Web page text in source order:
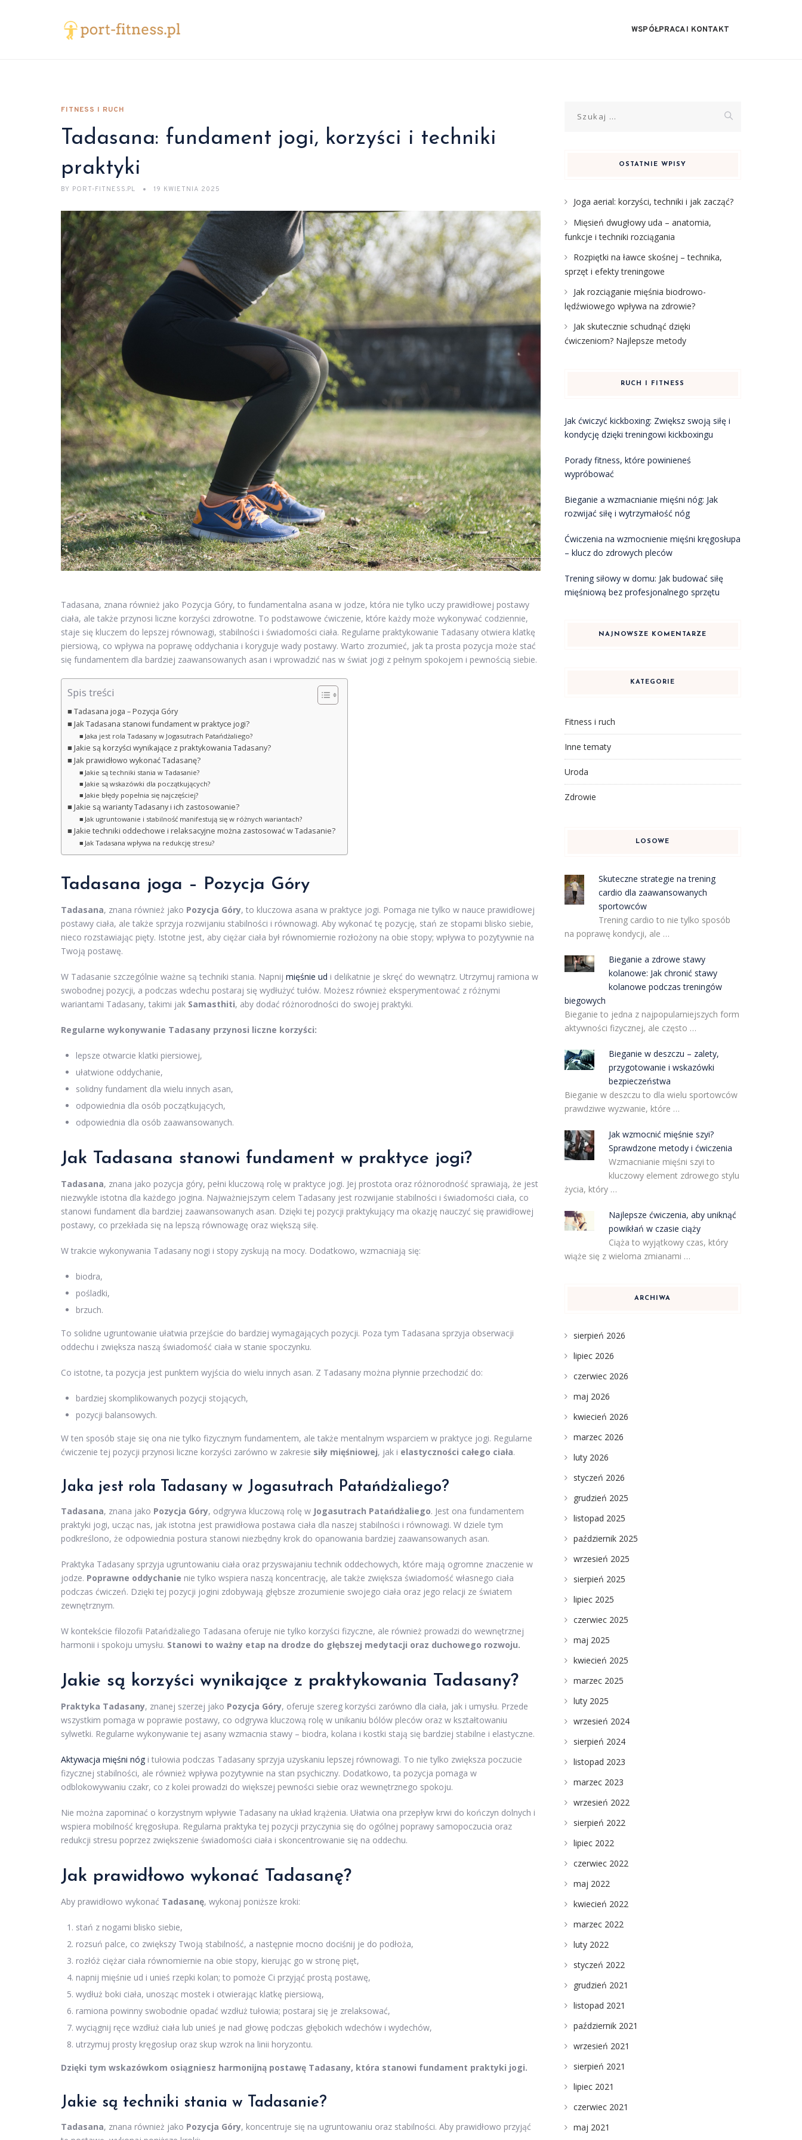
WSPÓŁPRACA I KONTAKT
FITNESS I RUCH
Tadasana: fundament jogi, korzyści i techniki
praktyki
BY PORT-FITNESS.PL 19 KWIETNIA 2025
Tadasana, znana również jako Pozycja Góry, to fundamentalna asana w jodze, która nie tylko uczy prawidłowej postawy
ciała, ale także przynosi liczne korzyści zdrowotne. To podstawowe ćwiczenie, które każdy może wykonywać codziennie,
staje się kluczem do lepszej równowagi, stabilności i świadomości ciała. Regularne praktykowanie Tadasany otwiera klatkę
piersiową, co wpływa na poprawę oddychania i koryguje wady postawy. Warto zrozumieć, jak ta prosta pozycja może stać
się fundamentem dla bardziej zaawansowanych asan i wprowadzić nas w świat jogi z pełnym spokojem i pewnością siebie.
Spis treści
Tadasana joga – Pozycja Góry
Jak Tadasana stanowi fundament w praktyce jogi?
Jaka jest rola Tadasany w Jogasutrach Patańdżaliego?
Jakie są korzyści wynikające z praktykowania Tadasany?
Jak prawidłowo wykonać Tadasanę?
Jakie są techniki stania w Tadasanie?
Jakie są wskazówki dla początkujących?
Jakie błędy popełnia się najczęściej?
Jakie są warianty Tadasany i ich zastosowanie?
Jak ugruntowanie i stabilność manifestują się w różnych wariantach?
Jakie techniki oddechowe i relaksacyjne można zastosować w Tadasanie?
Jak Tadasana wpływa na redukcję stresu?
Tadasana joga – Pozycja Góry
Tadasana, znana również jako Pozycja Góry, to kluczowa asana w praktyce jogi. Pomaga nie tylko w nauce prawidłowej
postawy ciała, ale także sprzyja rozwijaniu stabilności i równowagi. Aby wykonać tę pozycję, stań ze stopami blisko siebie,
nieco rozstawiając pięty. Istotne jest, aby ciężar ciała był równomiernie rozłożony na obie stopy; wpływa to pozytywnie na
Twoją postawę.
W Tadasanie szczególnie ważne są techniki stania. Napnij mięśnie ud i delikatnie je skręć do wewnątrz. Utrzymuj ramiona w
swobodnej pozycji, a podczas wdechu postaraj się wydłużyć tułów. Możesz również eksperymentować z różnymi
wariantami Tadasany, takimi jak Samasthiti, aby dodać różnorodności do swojej praktyki.
Regularne wykonywanie Tadasany przynosi liczne korzyści:
lepsze otwarcie klatki piersiowej,
ułatwione oddychanie,
solidny fundament dla wielu innych asan,
odpowiednia dla osób początkujących,
odpowiednia dla osób zaawansowanych.
Jak Tadasana stanowi fundament w praktyce jogi?
Tadasana, znana jako pozycja góry, pełni kluczową rolę w praktyce jogi. Jej prostota oraz różnorodność sprawiają, że jest
niezwykle istotna dla każdego jogina. Najważniejszym celem Tadasany jest rozwijanie stabilności i świadomości ciała, co
stanowi fundament dla bardziej zaawansowanych asan. Dzięki tej pozycji praktykujący ma okazję nauczyć się prawidłowej
postawy, co przekłada się na lepszą równowagę oraz większą siłę.
W trakcie wykonywania Tadasany nogi i stopy zyskują na mocy. Dodatkowo, wzmacniają się:
biodra,
pośladki,
brzuch.
To solidne ugruntowanie ułatwia przejście do bardziej wymagających pozycji. Poza tym Tadasana sprzyja obserwacji
oddechu i zwiększa naszą świadomość ciała w stanie spoczynku.
Co istotne, ta pozycja jest punktem wyjścia do wielu innych asan. Z Tadasany można płynnie przechodzić do:
bardziej skomplikowanych pozycji stojących,
pozycji balansowych.
W ten sposób staje się ona nie tylko fizycznym fundamentem, ale także mentalnym wsparciem w praktyce jogi. Regularne
ćwiczenie tej pozycji przynosi liczne korzyści zarówno w zakresie siły mięśniowej, jak i elastyczności całego ciała.
Jaka jest rola Tadasany w Jogasutrach Patańdżaliego?
Tadasana, znana jako Pozycja Góry, odgrywa kluczową rolę w Jogasutrach Patańdżaliego. Jest ona fundamentem
praktyki jogi, ucząc nas, jak istotna jest prawidłowa postawa ciała dla naszej stabilności i równowagi. W dziele tym
podkreślono, że odpowiednia postura stanowi niezbędny krok do opanowania bardziej zaawansowanych asan.
Praktyka Tadasany sprzyja ugruntowaniu ciała oraz przyswajaniu technik oddechowych, które mają ogromne znaczenie w
jodze. Poprawne oddychanie nie tylko wspiera naszą koncentrację, ale także zwiększa świadomość własnego ciała
podczas ćwiczeń. Dzięki tej pozycji jogini zdobywają głębsze zrozumienie swojego ciała oraz jego relacji ze światem
zewnętrznym.
W kontekście filozofii Patańdżaliego Tadasana oferuje nie tylko korzyści fizyczne, ale również prowadzi do wewnętrznej
harmonii i spokoju umysłu. Stanowi to ważny etap na drodze do głębszej medytacji oraz duchowego rozwoju.
Jakie są korzyści wynikające z praktykowania Tadasany?
Praktyka Tadasany, znanej szerzej jako Pozycja Góry, oferuje szereg korzyści zarówno dla ciała, jak i umysłu. Przede
wszystkim pomaga w poprawie postawy, co odgrywa kluczową rolę w unikaniu bólów pleców oraz w kształtowaniu
sylwetki. Regularne wykonywanie tej asany wzmacnia stawy – biodra, kolana i kostki stają się bardziej stabilne i elastyczne.
Aktywacja mięśni nóg i tułowia podczas Tadasany sprzyja uzyskaniu lepszej równowagi. To nie tylko zwiększa poczucie
fizycznej stabilności, ale również wpływa pozytywnie na stan psychiczny. Dodatkowo, ta pozycja pomaga w
odblokowywaniu czakr, co z kolei prowadzi do większej pewności siebie oraz wewnętrznego spokoju.
Nie można zapominać o korzystnym wpływie Tadasany na układ krążenia. Ułatwia ona przepływ krwi do kończyn dolnych i
wspiera mobilność kręgosłupa. Regularna praktyka tej pozycji przyczynia się do ogólnej poprawy samopoczucia oraz
redukcji stresu poprzez zwiększenie świadomości ciała i skoncentrowanie się na oddechu.
Jak prawidłowo wykonać Tadasanę?
Aby prawidłowo wykonać Tadasanę, wykonaj poniższe kroki:
stań z nogami blisko siebie,
rozsuń palce, co zwiększy Twoją stabilność, a następnie mocno dociśnij je do podłoża,
rozłóż ciężar ciała równomiernie na obie stopy, kierując go w stronę pięt,
napnij mięśnie ud i unieś rzepki kolan; to pomoże Ci przyjąć prostą postawę,
wydłuż boki ciała, unosząc mostek i otwierając klatkę piersiową,
ramiona powinny swobodnie opadać wzdłuż tułowia; postaraj się je zrelaksować,
wyciągnij ręce wzdłuż ciała lub unieś je nad głowę podczas głębokich wdechów i wydechów,
utrzymuj prosty kręgosłup oraz skup wzrok na linii horyzontu.
Dzięki tym wskazówkom osiągniesz harmonijną postawę Tadasany, która stanowi fundament praktyki jogi.
Jakie są techniki stania w Tadasanie?
Tadasana, znana również jako Pozycja Góry, koncentruje się na ugruntowaniu oraz stabilności. Aby prawidłowo przyjąć
OSTATNIE WPISY
Joga aerial: korzyści, techniki i jak zacząć?
Mięsień dwugłowy uda – anatomia,
funkcje i techniki rozciągania
Rozpiętki na ławce skośnej – technika,
sprzęt i efekty treningowe
Jak rozciąganie mięśnia biodrowo-
lędźwiowego wpływa na zdrowie?
Jak skutecznie schudnąć dzięki
ćwiczeniom? Najlepsze metody
RUCH I FITNESS
Jak ćwiczyć kickboxing: Zwiększ swoją siłę i
kondycję dzięki treningowi kickboxingu
Porady fitness, które powinieneś
wypróbować
Bieganie a wzmacnianie mięśni nóg: Jak
rozwijać siłę i wytrzymałość nóg
Ćwiczenia na wzmocnienie mięśni kręgosłupa
– klucz do zdrowych pleców
Trening siłowy w domu: Jak budować siłę
mięśniową bez profesjonalnego sprzętu
NAJNOWSZE KOMENTARZE
KATEGORIE
Fitness i ruch
Inne tematy
Uroda
Zdrowie
LOSOWE
Skuteczne strategie na trening
cardio dla zaawansowanych
sportowców
Trening cardio to nie tylko sposób
na poprawę kondycji, ale …
Bieganie a zdrowe stawy
kolanowe: Jak chronić stawy
kolanowe podczas treningów
biegowych
Bieganie to jedna z najpopularniejszych form
aktywności fizycznej, ale często …
Bieganie w deszczu – zalety,
przygotowanie i wskazówki
bezpieczeństwa
Bieganie w deszczu to dla wielu sportowców
prawdziwe wyzwanie, które …
Jak wzmocnić mięśnie szyi?
Sprawdzone metody i ćwiczenia
Wzmacnianie mięśni szyi to
kluczowy element zdrowego stylu
życia, który …
Najlepsze ćwiczenia, aby uniknąć
powikłań w czasie ciąży
Ciąża to wyjątkowy czas, który
wiąże się z wieloma zmianami …
ARCHIWA
sierpień 2026
lipiec 2026
czerwiec 2026
maj 2026
kwiecień 2026
marzec 2026
luty 2026
styczeń 2026
grudzień 2025
listopad 2025
październik 2025
wrzesień 2025
sierpień 2025
lipiec 2025
czerwiec 2025
maj 2025
kwiecień 2025
marzec 2025
luty 2025
wrzesień 2024
sierpień 2024
listopad 2023
marzec 2023
wrzesień 2022
sierpień 2022
lipiec 2022
czerwiec 2022
maj 2022
kwiecień 2022
marzec 2022
luty 2022
styczeń 2022
grudzień 2021
listopad 2021
październik 2021
wrzesień 2021
sierpień 2021
lipiec 2021
czerwiec 2021
maj 2021